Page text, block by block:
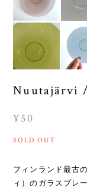
Nuutajärvi /
¥50
SOLD OUT
フィンランド最古
ィ）のガラスプレー